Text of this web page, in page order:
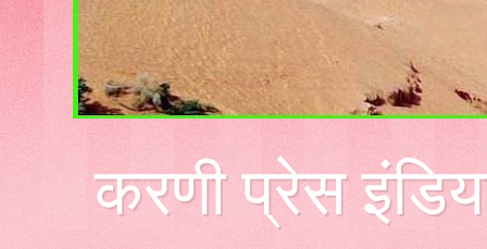
करणी प्रेस